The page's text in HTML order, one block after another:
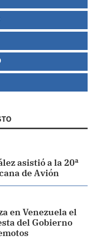
asistió a la 20ª
de Avión
en Venezuela el
del Gobierno